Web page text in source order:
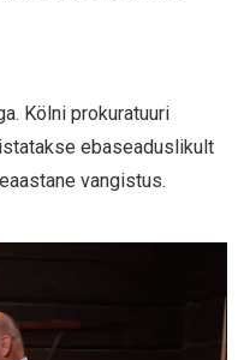
Kölni prokuratuuri
ebaseaduslikult
vangistus.